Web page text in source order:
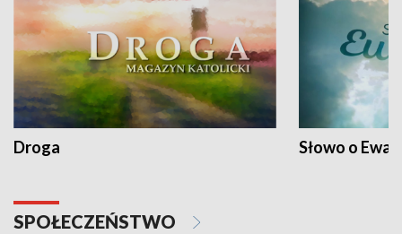
Droga Słowo o
SPOŁECZEŃSTWO